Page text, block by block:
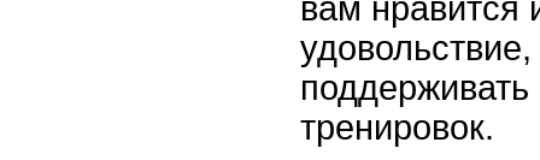
вам нравится
поддерживать
тренировок.